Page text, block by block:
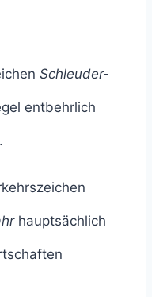
Schleuder-
entbehrlich
hauptsächlich